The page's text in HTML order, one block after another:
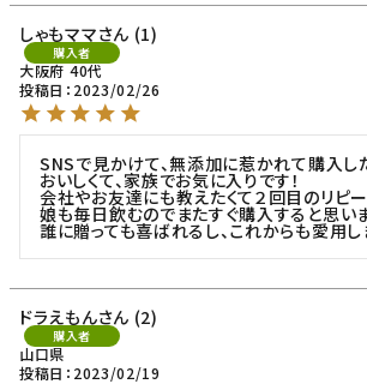
しゃもママ 1
購入者
大阪府 40代
投稿日
2023/02/26
SNSで見かけて、無添加に惹かれて購入し
おいしくて、家族でお気に入りです！
会社やお友達にも教えたくて２回目のリピー
娘も毎日飲むのでまたすぐ購入すると思いま
誰に贈っても喜ばれるし、これからも愛用し
ドラえもん 2
購入者
山口県
投稿日
2023/02/19